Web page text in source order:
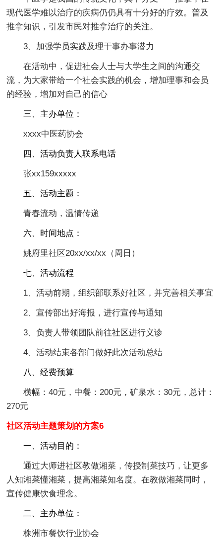
现代医学难以治疗的疾病仍仍具有十分好的疗效。普及
推拿知识，引发市民对推拿治疗的关注。
3、加强学员实践及理干事办事潜力
在活动中，促进社会人士与大学生之间的沟通交
流，为大家带给一个社会实践的机会，增加理事和会员
的经验，增加对自己的信心
三、主办单位：
xxxx中医药协会
四、活动负责人联系电话
张xx159xxxxx
五、活动主题：
青春流动，温情传递
六、时间地点：
姚府里社区20xx/xx/xx（周日）
七、活动流程
1、活动前期，组织部联系好社区，并完善相关事宜
2、宣传部出好海报，进行宣传与通知
3、负责人带领团队前往社区进行义诊
4、活动结束各部门做好此次活动总结
八、经费预算
横幅：40元，中餐：200元，矿泉水：30元，总计：
270元
社区活动主题策划的方案6
一、活动目的：
通过大师进社区教做湘菜，传授制菜技巧，让更多
人知湘菜懂湘菜，提高湘菜知名度。在教做湘菜同时，
宣传健康饮食理念。
二、主办单位：
株洲市餐饮行业协会